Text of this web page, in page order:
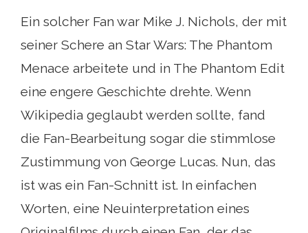
Ein solcher Fan war Mike J. Nichols, der mit
seiner Schere an Star Wars: The Phantom
Menace arbeitete und in The Phantom Edit
eine engere Geschichte drehte. Wenn
Wikipedia geglaubt werden sollte, fand
die Fan-Bearbeitung sogar die stimmlose
Zustimmung von George Lucas. Nun, das
ist was ein Fan-Schnitt ist. In einfachen
Worten, eine Neuinterpretation eines